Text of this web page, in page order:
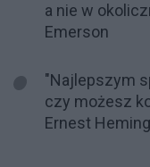
a nie w
Emerson
"Najlepszym
czy możesz
Ernest